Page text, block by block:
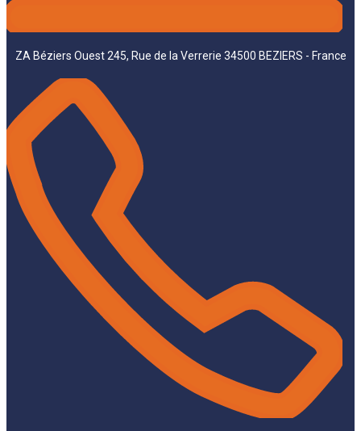
ZA Béziers Ouest 245, Rue de la Verrerie 34500 BEZIERS - France